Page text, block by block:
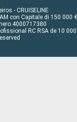
- CRUISELINE
con Capitale di 150 000 €
4000717380
RC RSA de 10 000